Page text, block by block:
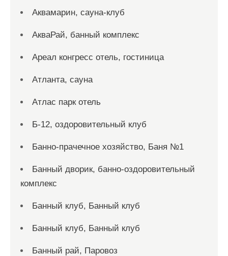
Аквамарин, сауна-клуб
АкваРай, банный комплекс
Ареал конгресс отель, гостиница
Атланта, сауна
Атлас парк отель
Б-12, оздоровительный клуб
Банно-прачечное хозяйство, Баня №1
Банный дворик, банно-оздоровительный
комплекс
Банный клуб, Банный клуб
Банный клуб, Банный клуб
Банный рай, Паровоз